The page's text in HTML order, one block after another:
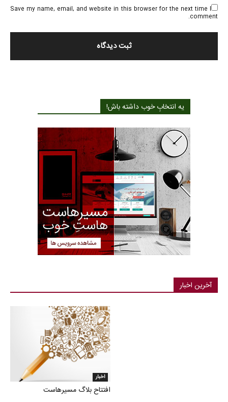
Save my name, email, and website in this browser for the next time I
comment.
یه انتخابِ خوب داشته باش!
آخرین اخبار
اخبار
افتتاح بلاگ مسیرهاست